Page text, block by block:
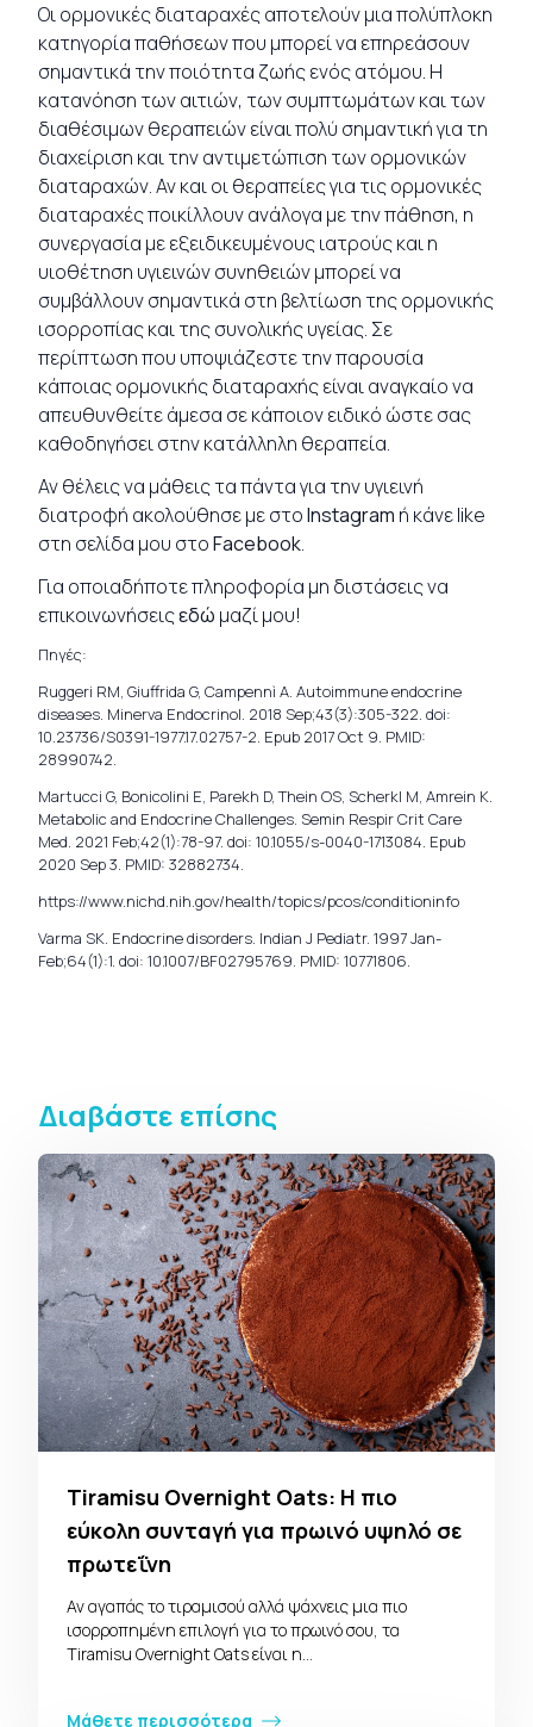
Οι ορμονικές διαταραχές αποτελούν μια πολύπλοκη
κατηγορία παθήσεων που μπορεί να επηρεάσουν
σημαντικά την ποιότητα ζωής ενός ατόμου. Η
κατανόηση των αιτιών, των συμπτωμάτων και των
διαθέσιμων θεραπειών είναι πολύ σημαντική για τη
διαχείριση και την αντιμετώπιση των ορμονικών
διαταραχών. Αν και οι θεραπείες για τις ορμονικές
διαταραχές ποικίλλουν ανάλογα με την πάθηση, η
συνεργασία με εξειδικευμένους ιατρούς και η
υιοθέτηση υγιεινών συνηθειών μπορεί να
συμβάλλουν σημαντικά στη βελτίωση της ορμονικής
ισορροπίας και της συνολικής υγείας. Σε
περίπτωση που υποψιάζεστε την παρουσία
κάποιας ορμονικής διαταραχής είναι αναγκαίο να
απευθυνθείτε άμεσα σε κάποιον ειδικό ώστε σας
καθοδηγήσει στην κατάλληλη θεραπεία.
Αν θέλεις να μάθεις τα πάντα για την υγιεινή
διατροφή ακολούθησε με στοInstagram ή κάνε like
στη σελίδα μου στοFacebook.
Για οποιαδήποτε πληροφορία μη διστάσεις να
επικοινωνήσειςεδώ μαζί μου!
Πηγές:
Ruggeri RM, Giuffrida G, Campennì A. Autoimmune endocrine
diseases. Minerva Endocrinol. 2018 Sep;43(3):305-322. doi:
10.23736/S0391-1977.17.02757-2. Epub 2017 Oct 9. PMID:
28990742.
Martucci G, Bonicolini E, Parekh D, Thein OS, Scherkl M, Amrein K.
Metabolic and Endocrine Challenges. Semin Respir Crit Care
Med. 2021 Feb;42(1):78-97. doi: 10.1055/s-0040-1713084. Epub
2020 Sep 3. PMID: 32882734.
https://www.nichd.nih.gov/health/topics/pcos/conditioninfo
Varma SK. Endocrine disorders. Indian J Pediatr. 1997 Jan-
Feb;64(1):1. doi: 10.1007/BF02795769. PMID: 10771806.
Διαβάστε επίσης
Tiramisu Overnight Oats: Η πιο
εύκολη συνταγή για πρωινό υψηλό σε
πρωτεΐνη
Αν αγαπάς το τιραμισού αλλά ψάχνεις μια πιο
ισορροπημένη επιλογή για το πρωινό σου, τα
Tiramisu Overnight Oats είναι η…
Μάθετε περισσότερα